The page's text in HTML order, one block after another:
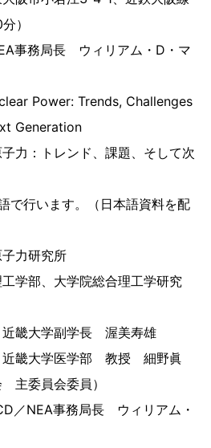
）
務局長 ウィリアム・D・マ
Power: Trends, Challenges
Generation
レンド、課題、そして次
ます。（日本語資料を配
力研究所
部、大学院総合理工学研究
畿大学副学長 渥美寿雄
医学部 教授 細野眞
主委員会委員）
事務局長 ウィリアム・